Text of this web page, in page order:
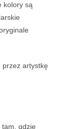
kolory są
przez artystkę
gdzie